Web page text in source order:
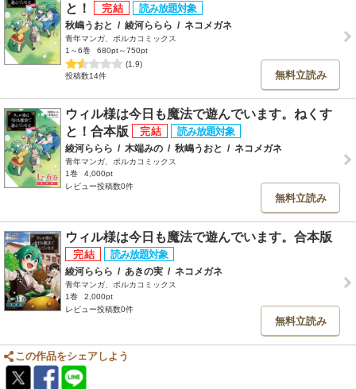
と！
秋嶋うおと / 綾河ららら / ネコメガネ
青年マンガ、ポルカコミックス
1～6巻
680pt～750pt
(1.9)
投稿数14件
無料立読み
ウィル様は今日も魔法で遊んでいます。ねくす
と！合本版
綾河ららら / 木端みの / 秋嶋うおと / ネコメガネ
青年マンガ、ポルカコミックス
1巻
4,000pt
レビュー投稿数0件
無料立読み
ウィル様は今日も魔法で遊んでいます。合本版
綾河ららら / あきの実 / ネコメガネ
青年マンガ、ポルカコミックス
1巻
2,000pt
レビュー投稿数0件
無料立読み
この作品をシェアしよう